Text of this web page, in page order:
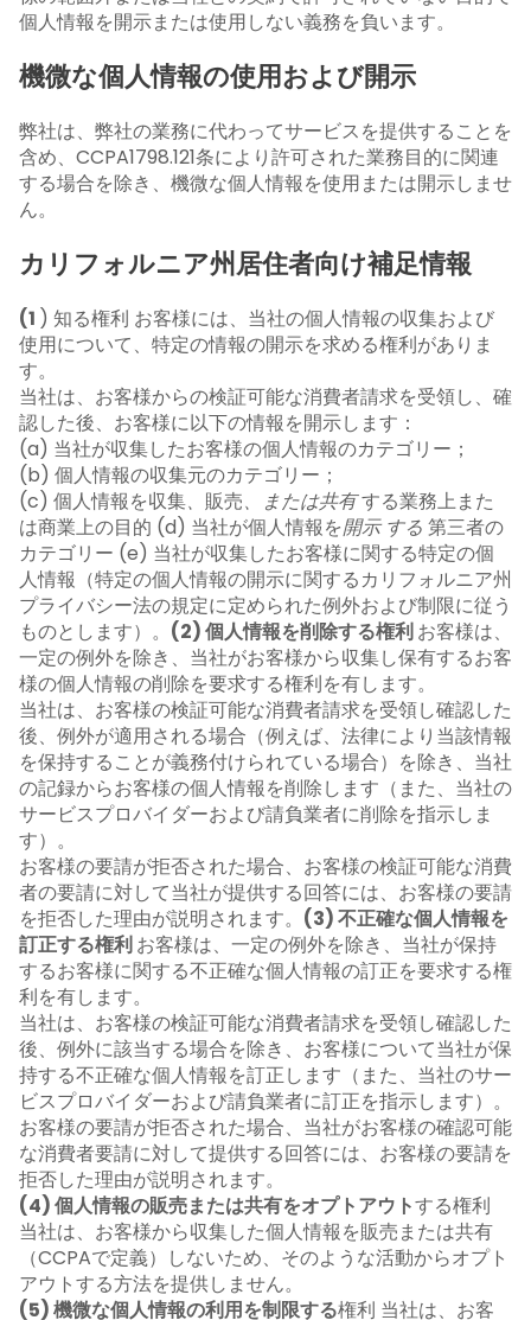
個人情報を開示または使用しない義務を負います。
機微な個人情報の使用および開示
弊社は、弊社の業務に代わってサービスを提供することを
含め、CCPA1798.121条により許可された業務目的に関連
する場合を除き、機微な個人情報を使用または開示しませ
ん。
カリフォルニア州居住者向け補足情報
(1 ) 知る権利 お客様には、当社の個人情報の収集および
使用について、特定の情報の開示を求める権利がありま
す。
当社は、お客様からの検証可能な消費者請求を受領し、確
認した後、お客様に以下の情報を開示します：
(a) 当社が収集したお客様の個人情報のカテゴリー；
(b) 個人情報の収集元のカテゴリー；
(c) 個人情報を収集、 販売、または共有する業務上また
は商業上の目的 (d) 当社が個人情報を開示する 第三者の
カテゴリー (e) 当社が収集したお客様に関する特定の個
人情報（特定の個人情報の開示に関するカリフォルニア州
プライバシー法の規定に定められた例外および制限に従う
ものとします）。 (2) 個人情報を削除する権利お客様は、
一定の例外を除き、当社がお客様から収集し保有するお客
様の個人情報の削除を要求する権利を有します。
当社は、お客様の検証可能な消費者請求を受領し確認した
後、例外が適用される場合（例えば、法律により当該情報
を保持することが義務付けられている場合）を除き、当社
の記録からお客様の個人情報を削除します（また、当社の
サービスプロバイダーおよび請負業者に削除を指示しま
す）。
お客様の要請が拒否された場合、お客様の検証可能な消費
者の要請に対して当社が提供する回答には、お客様の要請
を拒否した理由が説明されます。 (3) 不正確な個人情報を
訂正する権利お客様は、一定の例外を除き、当社が保持
するお客様に関する不正確な個人情報の訂正を要求する権
利を有します。
当社は、お客様の検証可能な消費者請求を受領し確認した
後、例外に該当する場合を除き、お客様について当社が保
持する不正確な個人情報を訂正します（また、当社のサー
ビスプロバイダーおよび請負業者に訂正を指示します）。
お客様の要請が拒否された場合、当社がお客様の確認可能
な消費者要請に対して提供する回答には、お客様の要請を
拒否した理由が説明されます。
(4) 個人情報の販売または共有をオプトアウトする権利
当社は、お客様から収集した個人情報を販売または共有
（CCPAで定義）しないため、そのような活動からオプト
アウトする方法を提供しません。
(5) 機微な個人情報の利用を制限する権利 当社は、お客